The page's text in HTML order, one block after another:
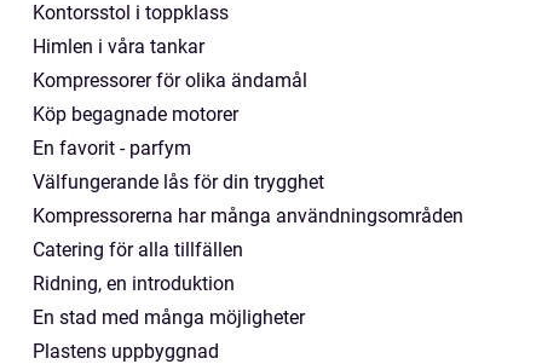
Kontorsstol i toppklass
Himlen i våra tankar
Kompressorer för olika ändamål
Köp begagnade motorer
En favorit - parfym
Välfungerande lås för din trygghet
Kompressorerna har många användningsområden
Catering för alla tillfällen
Ridning, en introduktion
En stad med många möjligheter
Plastens uppbyggnad